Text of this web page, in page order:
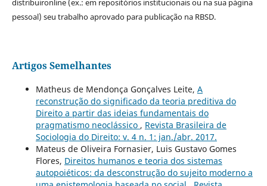
distribuironline (ex.: em repositórios institucionais ou na sua página
pessoal) seu trabalho aprovado para publicação na RBSD.
Artigos Semelhantes
Matheus de Mendonça Gonçalves Leite, A
reconstrução do significado da teoria preditiva do
Direito a partir das ideias fundamentais do
pragmatismo neoclássico , Revista Brasileira de
Sociologia do Direito: v. 4 n. 1: jan./abr. 2017.
Mateus de Oliveira Fornasier, Luis Gustavo Gomes
Flores, Direitos humanos e teoria dos sistemas
autopoiéticos: da desconstrução do sujeito moderno a